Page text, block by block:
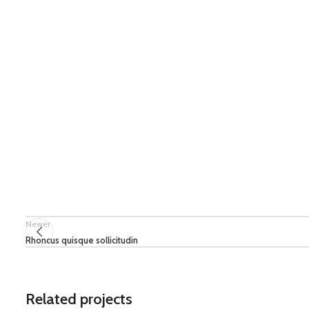
Newer
Rhoncus quisque sollicitudin
Related projects